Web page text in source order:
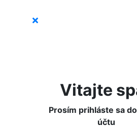
Vitajte
Prosím prihláste sa
účtu